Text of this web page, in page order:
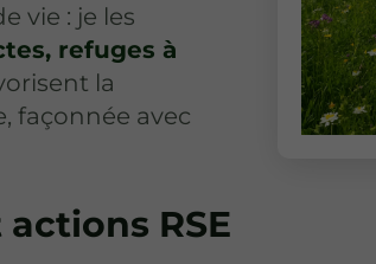
vie : je les
refuges à
la
façonnée avec
RSE